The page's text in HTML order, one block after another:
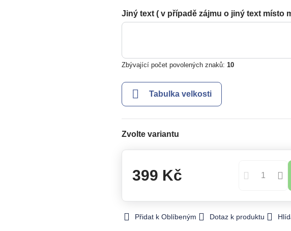
Jiný text ( v případě zájmu o jiný text místo
Zbývající počet povolených znaků: 10
Tabulka velkosti
Zvolte variantu
399 Kč
Přidat k Oblíbeným Dotaz k produktu